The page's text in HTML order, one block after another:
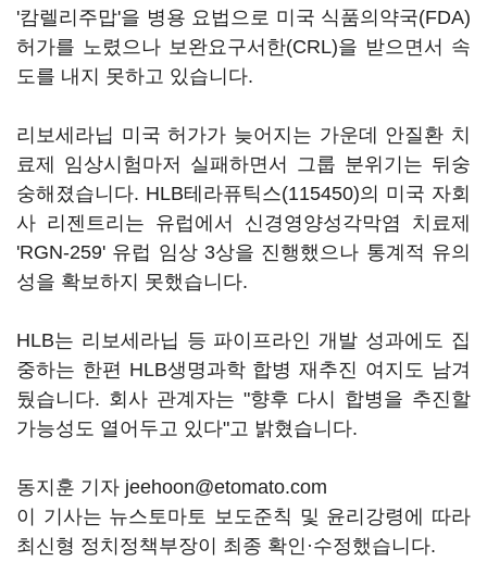
'캄렐리주맙'을 병용 요법으로 미국 식품의약국(FDA)
허가를 노렸으나 보완요구서한(CRL)을 받으면서 속
도를 내지 못하고 있습니다.
리보세라닙 미국 허가가 늦어지는 가운데 안질환 치
료제 임상시험마저 실패하면서 그룹 분위기는 뒤숭
숭해졌습니다. HLB테라퓨틱스(115450)의 미국 자회
사 리젠트리는 유럽에서 신경영양성각막염 치료제
'RGN-259' 유럽 임상 3상을 진행했으나 통계적 유의
성을 확보하지 못했습니다.
HLB는 리보세라닙 등 파이프라인 개발 성과에도 집
중하는 한편 HLB생명과학 합병 재추진 여지도 남겨
뒀습니다. 회사 관계자는 "향후 다시 합병을 추진할
가능성도 열어두고 있다"고 밝혔습니다.
동지훈 기자 jeehoon@etomato.com
이 기사는 뉴스토마토 보도준칙 및 윤리강령에 따라
최신형 정치정책부장이 최종 확인·수정했습니다.